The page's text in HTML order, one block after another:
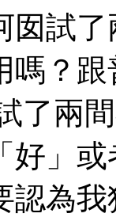
囡試
嗎？
了兩
好」
認為